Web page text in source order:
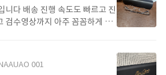
니다 배송 진행 속도도 빠르고 진
검수영상까지 아주 꼼꼼하게 찍
001